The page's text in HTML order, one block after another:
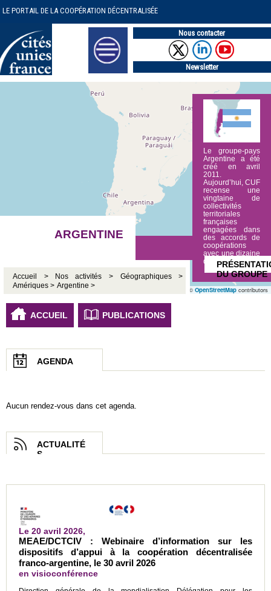
LE PORTAIL DE LA COOPÉRATION DÉCENTRALISÉE
Nous contacter
Newsletter
ARGENTINE
Accueil > Nos activités >
Géographiques >
Amériques > Argentine >
Le groupe-pays
Argentine a été
créé en avril
2011.
Aujourd’hui, CUF
recense une
vingtaine de
collectivités
territoriales
françaises
engagées dans
des accords de
coopérations
avec une dizaine
de (…)
DU GROUPE
© OpenStreetMap contributors
ACCUEIL PUBLICATIONS
AGENDA
Aucun rendez-vous dans cet agenda.
ACTUALITÉ
S
Le 20 avril 2026,
MEAE/DCTCIV : Webinaire d’information sur les
dispositifs d’appui à la coopération décentralisée
franco-argentine, le 30 avril 2026
en visioconférence